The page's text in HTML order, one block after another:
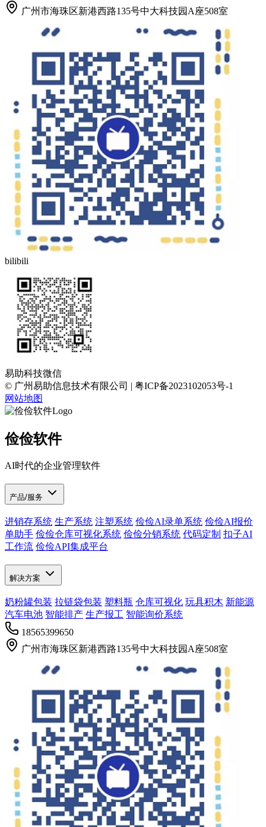
广州市海珠区新港西路135号中大科技园A座508室
bilibili
易助科技微信
© 广州易助信息技术有限公司 | 粤ICP备2023102053号-1
网站地图
俭俭软件
AI时代的企业管理软件
产品/服务
进销存系统 生产系统 注塑系统 俭俭AI录单系统 俭俭AI报价
单助手 俭俭仓库可视化系统 俭俭分销系统 代码定制 扣子AI
工作流 俭俭API集成平台
解决方案
奶粉罐包装 拉链袋包装 塑料瓶 仓库可视化 玩具积木 新能源
汽车电池 智能排产 生产报工 智能询价系统
18565399650
广州市海珠区新港西路135号中大科技园A座508室